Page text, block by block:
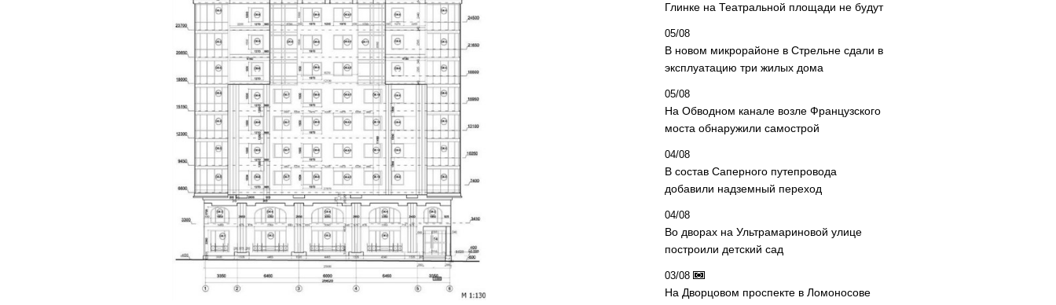
Глинке на Театральной площади не будут
05/08
В новом микрорайоне в Стрельне сдали в
эксплуатацию три жилых дома
05/08
На Обводном канале возле Французского
моста обнаружили самострой
04/08
В состав Саперного путепровода
добавили надземный переход
04/08
Во дворах на Ультрамариновой улице
построили детский сад
03/08
На Дворцовом проспекте в Ломоносове